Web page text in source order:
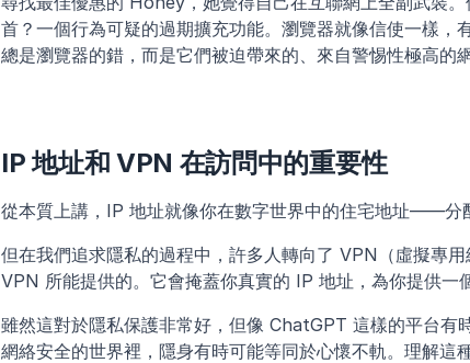
首？一個行為可疑的過期擴充功能。瀏覽器就像信使一樣，
總是瀏覽器的錯，而是它們被迫帶來的、來自警惕性極高的
IP 地址和 VPN 在訪問中的重要性
從本質上講，IP 地址就像你在數字世界中的住宅地址——分
但在我們追求隱私的過程中，許多人轉向了 VPN（虛擬專
VPN 所能提供的。它會掩蓋你真實的 IP 地址，為你提供一
雖然這對於隱私保護非常好，但像 ChatGPT 這樣的平台有
網絡安全的世界裡，隱身有時可能等同於心懷不軌。理解這